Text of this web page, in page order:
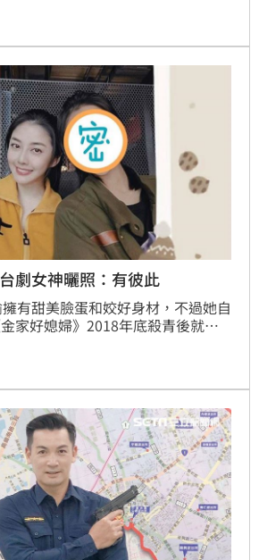
馬俊麟更甚甜蜜告白，隨後還激情
了避嫌，戲拍完就會閃人」。
劇女神曬照：有彼此
有甜美臉蛋和姣好身材，不過她自
家好媳婦》2018年底殺青後就展
還有彼此」，讓人好奇對方是何方